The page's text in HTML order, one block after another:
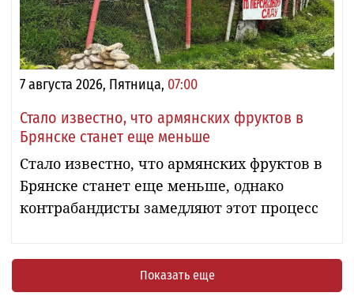
7 августа 2026, Пятница, 07:00
Стало известно, что армянских фруктов в
Брянске станет еще меньше
Стало известно, что армянских фруктов в
Брянске станет еще меньше, однако
контрабандисты замедляют этот процесс
Показать еще